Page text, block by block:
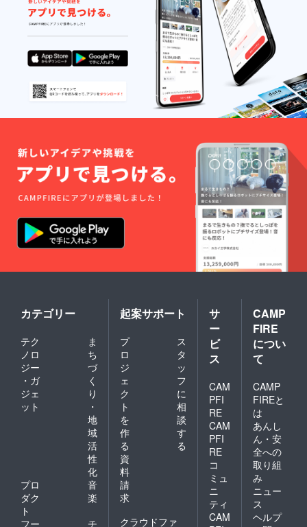
カテゴリー
テク
ノロ
ジー
・ガ
ジェ
ット
ま
ち
づ
く
り
・
地
域
活
性
化
プロ
ダク
ト
音
楽
フー
チ
起案サポート
プ
ロ
ジ
ェ
ク
ト
を
作
る
ス
タ
ッ
フ
に
相
談
す
る
資
料
請
求
クラウドファ
サ
ー
ビ
ス
CAM
PFI
RE
CAM
PFI
RE
コ
ミュ
ニ
ティ
CAM
CAMP
FIRE
につい
て
CAMP
FIREと
は
あんし
ん・安
全への
取り組
み
ニュー
ス
ヘルプ